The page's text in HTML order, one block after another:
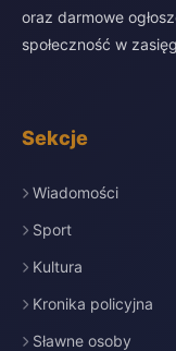
oraz darmowe
społeczność w
Sekcje
Wiadomości
Sport
Kultura
Kronika policyjna
Sławne osoby